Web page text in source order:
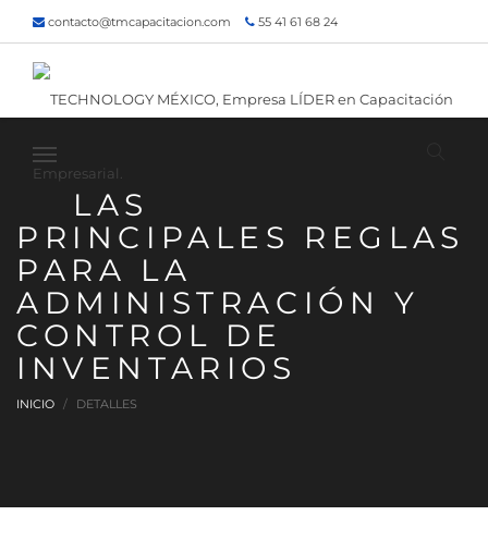
contacto@tmcapacitacion.com 55 41 61 68 24
55 47 60 80 49
Inicio ¿Quiénes somos? Contacto
¡Siguenos!
LAS
PRINCIPALES REGLAS
PARA LA
ADMINISTRACIÓN Y
CONTROL DE
INVENTARIOS
INICIO DETALLES